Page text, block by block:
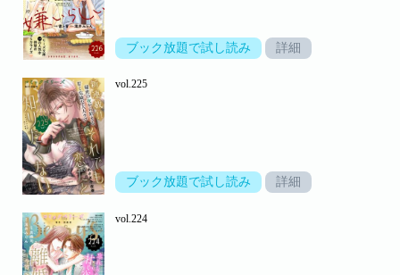
ブック放題で試し読み 詳細
vol.225
ブック放題で試し読み 詳細
vol.224